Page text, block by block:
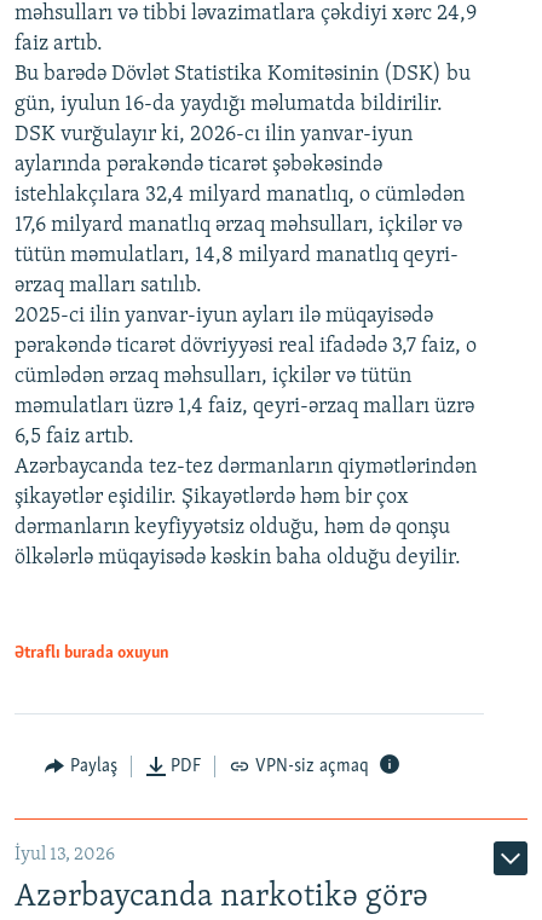
Auto 240p 360p 480p
720p 1080p
480p
720p
1080p
məhsulları və tibbi ləvazimatlara çəkdiyi xərc 24,9
faiz artıb.
Bu barədə Dövlət Statistika Komitəsinin (DSK) bu
gün, iyulun 16-da yaydığı məlumatda bildirilir.
DSK vurğulayır ki, 2026-cı ilin yanvar-iyun
aylarında pərakəndə ticarət şəbəkəsində
istehlakçılara 32,4 milyard manatlıq, o cümlədən
17,6 milyard manatlıq ərzaq məhsulları, içkilər və
tütün məmulatları, 14,8 milyard manatlıq qeyri-
ərzaq malları satılıb.
2025-ci ilin yanvar-iyun ayları ilə müqayisədə
pərakəndə ticarət dövriyyəsi real ifadədə 3,7 faiz, o
cümlədən ərzaq məhsulları, içkilər və tütün
məmulatları üzrə 1,4 faiz, qeyri-ərzaq malları üzrə
6,5 faiz artıb.
Azərbaycanda tez-tez dərmanların qiymətlərindən
şikayətlər eşidilir. Şikayətlərdə həm bir çox
dərmanların keyfiyyətsiz olduğu, həm də qonşu
ölkələrlə müqayisədə kəskin baha olduğu deyilir.
Ətraflı burada oxuyun
Paylaş PDF VPN-siz açmaq
İyul 13, 2026
Azərbaycanda narkotikə görə